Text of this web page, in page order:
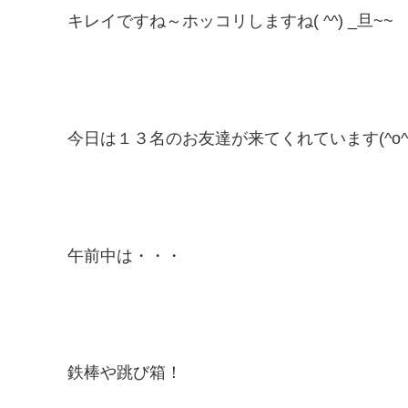
キレイですね～ホッコリしますね( ^^) _旦~~
今日は１３名のお友達が来てくれています
午前中は・・・
鉄棒や跳び箱！